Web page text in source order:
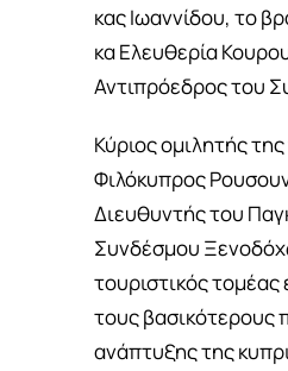
κας Ιωαννίδου, το
κα Ελευθερία
Αντιπρόεδρος του
Κύριος ομιλητής
Φιλόκυπρος
Διευθυντής του
Συνδέσμου
τουριστικός τομέας
τους βασικότερους
ανάπτυξης της